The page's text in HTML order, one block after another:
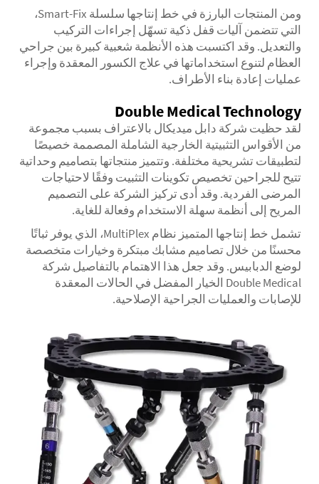
ومن المنتجات البارزة في خط إنتاجها سلسلة Smart-Fix،
التي تتضمن آليات قفل ذكية تسهّل إجراءات التركيب
والتعديل. وقد اكتسبت هذه الأنظمة شعبية كبيرة بين جراحي
العظام لتنوع استخداماتها في علاج الكسور المعقدة وإجراء
عمليات إعادة بناء الأطراف.
Double Medical Technology
لقد حظيت شركة دابل ميديكال بالاعتراف بسبب مجموعة
من الأقواس التثبيتية الخارجية الشاملة المصممة خصيصًا
لتطبيقات تشريحية مختلفة. وتتميز منتجاتها بتصاميم وحداتية
تتيح للجراحين تخصيص تكوينات التثبيت وفقًا لاحتياجات
المرضى الفردية. وقد أدى تركيز الشركة على التصميم
المريح إلى أنظمة سهلة الاستخدام وفعالة للغاية.
تشمل خط إنتاجها المتميز نظام MultiPlex، الذي يوفر ثباتًا
محسنًا من خلال تصاميم مشابك مبتكرة وخيارات متخصصة
لوضع الدبابيس. وقد جعل هذا الاهتمام بالتفاصيل شركة
Double Medical الخيار المفضل في الحالات المعقدة
للإصابات والعمليات الجراحية الإصلاحية.